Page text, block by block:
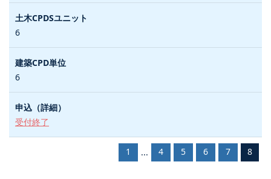
6
6
受付終了
1 ... 4 5 6 7 8